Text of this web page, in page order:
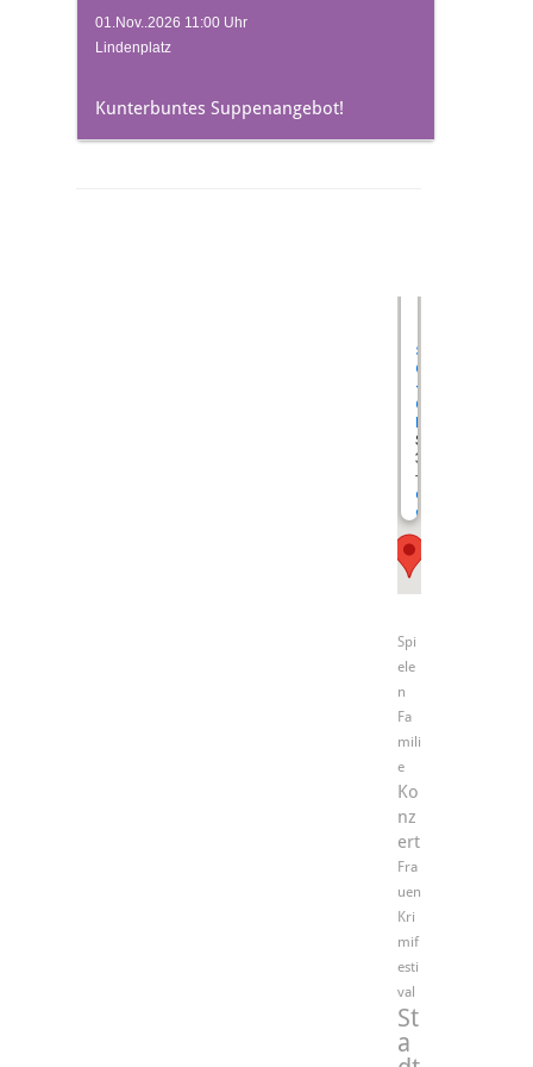
01.Nov..2026 11:00 Uhr
Lindenplatz
Kunterbuntes Suppenangebot!
Stadttheater
Gießen
-
Großes
Haus
Südanlage 1
35390 Gießen
+49 (0) 641 - 79
giessen.de
Spi
ele
n
Fa
mili
e
Ko
nz
ert
Fra
uen
Kri
mif
esti
val
St
a